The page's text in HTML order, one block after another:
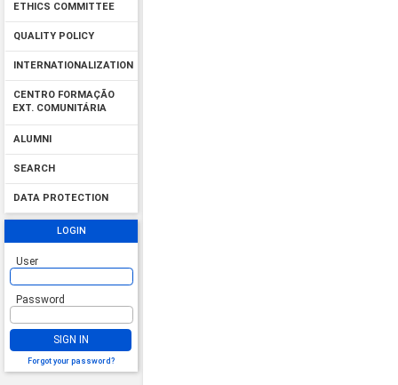
ETHICS COMMITTEE
QUALITY POLICY
INTERNATIONALIZATION
CENTRO FORMAÇÃO
EXT. COMUNITÁRIA
ALUMNI
SEARCH
DATA PROTECTION
LOGIN
User
Password
SIGN IN
Forgot your password?